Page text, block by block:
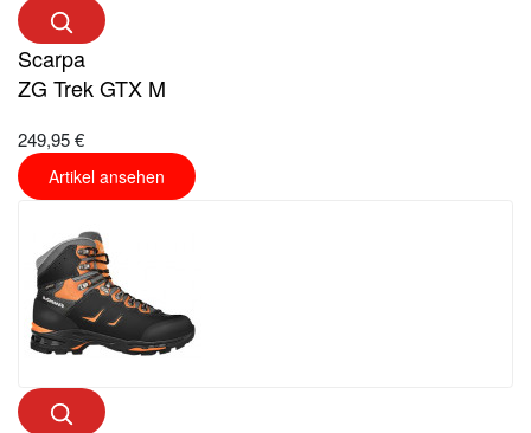
Scarpa
ZG Trek GTX M
249,95 €
Artikel ansehen